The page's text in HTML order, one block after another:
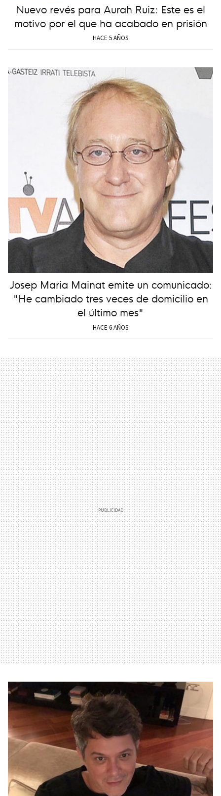
Nuevo revés para Aurah Ruiz: Este es el
motivo por el que ha acabado en prisión
HACE 5 AÑOS
Josep Maria Mainat emite un comunicado:
"He cambiado tres veces de domicilio en
el último mes"
HACE 6 AÑOS